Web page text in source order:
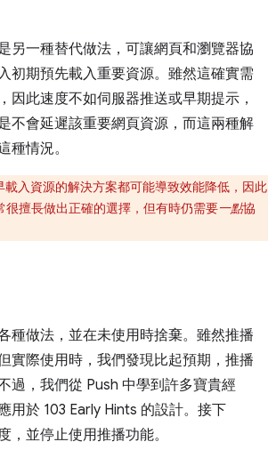
另一種替代做法，可讓網頁和瀏覽器協
初期預先載入重要資源。雖然這確實需
因此速度不如伺服器推送或早期提示，
不會延遲該重要網頁資源，而這兩種解
種情況。
載入資源的解決方案都可能導致效能降低，因此
很擅長做出正確的選擇，但有時仍需要一點協
種做法，並在未使用時捨棄。雖然推播
實際使用時，我們發現比起預期，推播
過，我們從 Push 中學到許多寶貴經
用於 103 Early Hints 的設計。接下
，並停止使用推播功能。